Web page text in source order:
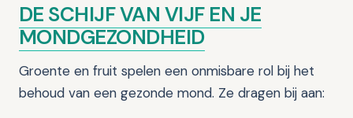
DE SCHIJF VAN VIJF EN JE
MONDGEZONDHEID
Groente en fruit spelen een onmisbare rol bij het
behoud van een gezonde mond. Ze dragen bij aan: